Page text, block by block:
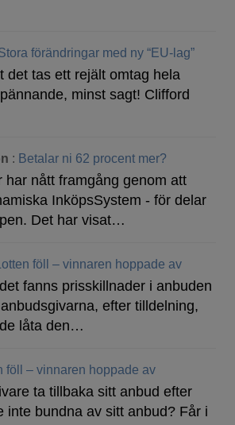
förändringar med ny “EU-lag”
det tas ett rejält omtag hela
minst sagt! Clifford
: Betalar ni 62 procent mer?
har nått framgång genom att
InköpsSystem - för delar
Det har visat…
föll – vinnaren hoppade av
fanns prisskillnader i anbuden
efter tilldelning,
låta den…
föll – vinnaren hoppade av
ta tillbaka sitt anbud efter
inte bundna av sitt anbud? Får i